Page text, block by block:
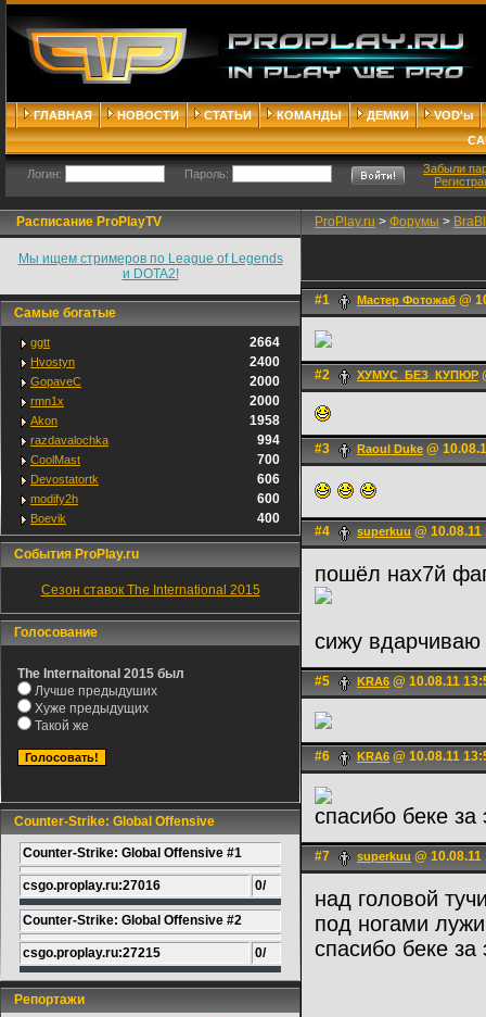
ГЛАВНАЯ НОВОСТИ СТАТЬИ КОМАНДЫ ДЕМКИ
VOD'ы
Логин: Пароль:
Забыли
Расписание ProPlayTV
Мы ищем стримеров по League of Legends
и DOTA2!
Самые богатые
ggtt 2664
Hvostyn 2400
GopaveC 2000
rmn1x 2000
Akon 1958
razdavalochka 994
CoolMast 700
Devostatortk 606
modify2h 600
Boevik 400
События ProPlay.ru
Сезон ставок The International 2015
Голосование
The Internaitonal 2015 был
Лучше предыдуших
Хуже предыдущих
Такой же
Counter-Strike: Global Offensive
Counter-Strike: Global Offensive #1
csgo.proplay.ru:27016 0/
Counter-Strike: Global Offensive #2
csgo.proplay.ru:27215 0/
Репортажи
ProPlay.ru > Форумы >
#1 Мастер Фотожаб @
#2 ХУМУС_БЕЗ_КУПЮР
#3 Raoul Duke @
#4 superkuu @ 10.08.11
пошёл нах7й
сижу вдарчиваю
#5 KRA6 @ 10.08.11
#6 KRA6 @ 10.08.11
спасибо беке за
#7 superkuu @ 10.08.11
над головой
под ногами лужи
спасибо беке за